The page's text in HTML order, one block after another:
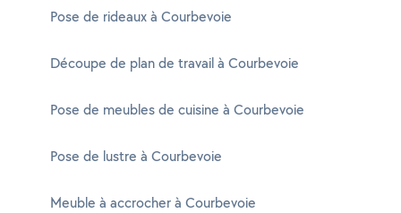
Pose de rideaux à Courbevoie
Découpe de plan de travail à Courbevoie
Pose de meubles de cuisine à Courbevoie
Pose de lustre à Courbevoie
Meuble à accrocher à Courbevoie